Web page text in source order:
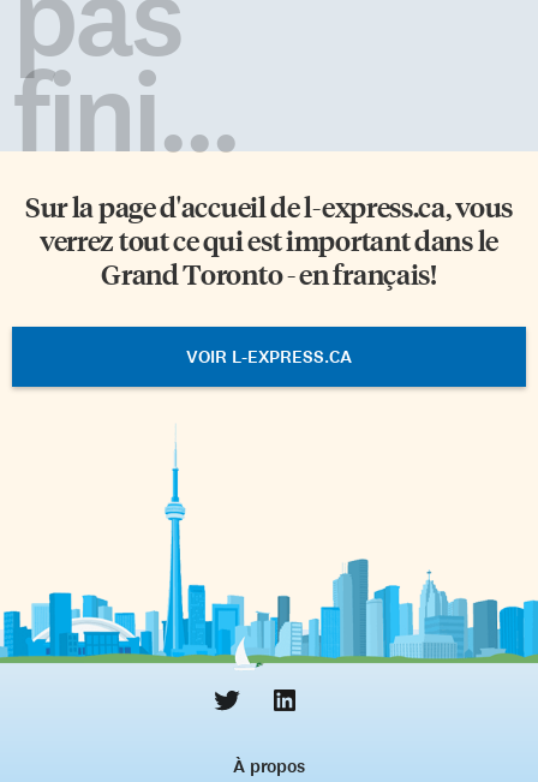
fini...
Sur la page d'accueil del-express.ca, vous
verrez tout ce qui est important dans le
Grand Toronto - en français!
VOIR L-EXPRESS.CA
À propos